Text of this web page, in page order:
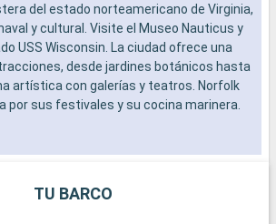
del estado norteamericano de Virginia,
y cultural. Visite el Museo Nauticus y
USS Wisconsin. La ciudad ofrece una
desde jardines botánicos hasta
artística con galerías y teatros. Norfolk
por sus festivales y su cocina marinera.
TU BARCO